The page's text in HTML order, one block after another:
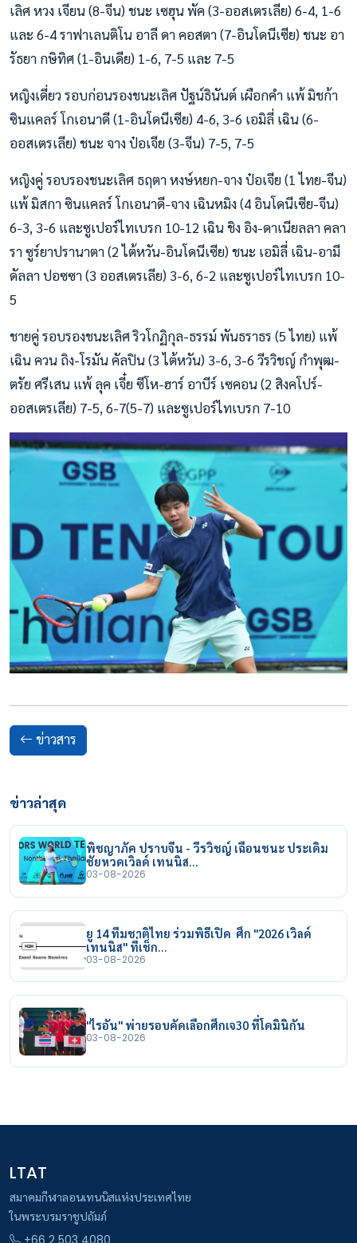
เลิศ หวง เจียน (8-จีน) ชนะ เซฮุน พัค (3-ออสเตรเลีย) 6-4, 1-6
และ 6-4 ราฟาเลนติโน อาลี ดา คอสตา (7-อินโดนีเซีย) ชนะ อา
รัธยา กษิทิศ (1-อินเดีย) 1-6, 7-5 และ 7-5
หญิงเดี่ยว รอบก่อนรองชนะเลิศ ปัฐน์ธินันต์ เผือกคำ แพ้ มิชก้า
ซินแคลร์ โกเอนาดี (1-อินโดนีเซีย) 4-6, 3-6 เอมิลี่ เฉิน (6-
ออสเตรเลีย) ชนะ จาง ป๋อเจีย (3-จีน) 7-5, 7-5
หญิงคู่ รอบรองชนะเลิศ ธฤตา หงษ์หยก-จาง ป๋อเจีย (1 ไทย-จีน)
แพ้ มิสกา ซินแคลร์ โกเอนาดี-จาง เฉินหมิง (4 อินโดนีเซีย-จีน)
6-3, 3-6 และซูเปอร์ไทเบรก 10-12 เฉิน ชิง อิง-ดาเนียลลา คลา
รา ซูร์ยาปรานาตา (2 ไต้หวัน-อินโดนีเซีย) ชนะ เอมิลี่ เฉิน-อามี
ดัลลา ปอซซา (3 ออสเตรเลีย) 3-6, 6-2 และซูเปอร์ไทเบรก 10-
5
ชายคู่ รอบรองชนะเลิศ ริวโกฏิกุล-ธรรม์ พันธราธร (5 ไทย) แพ้
เฉิน ควน ถิง-โรมัน คัลปิน (3 ไต้หวัน) 3-6, 3-6 วีรวิชญ์ กำพุฒ-
ตรัย ศรีเสน แพ้ ลุค เจี๋ย ซีโห-ฮาร์ อาบีร์ เซคอน (2 สิงคโปร์-
ออสเตรเลีย) 7-5, 6-7(5-7) และซูเปอร์ไทเบรก 7-10
ข่าวสาร
ข่าวล่าสุด
พิชญาภัค ปราบจีน - วีรวิชญ์ เฉือนชนะ ประเดิม
ชัยหวดเวิลด์ เทนนิส…
03-08-2026
ยู 14 ทีมชาติไทย ร่วมพิธีเปิด ศึก "2026 เวิลด์
เทนนิส" ที่เช็ก…
03-08-2026
"ไรอัน" พ่ายรอบคัดเลือกศึกเจ30 ที่โดมินิกัน
03-08-2026
LTAT
สมาคมกีฬาลอนเทนนิสแห่งประเทศไทย
ในพระบรมราชูปถัมภ์